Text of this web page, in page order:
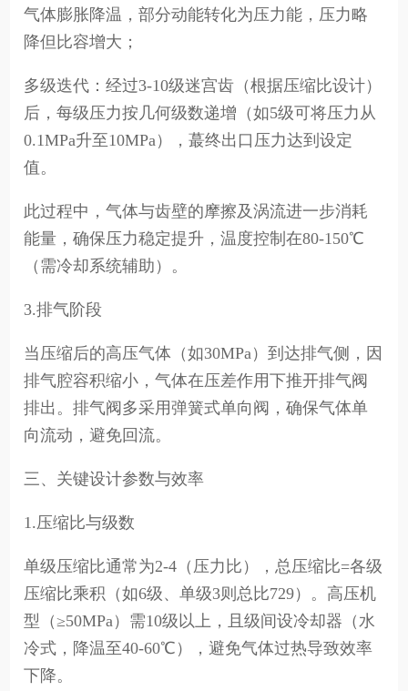
气体膨胀降温，部分动能转化为压力能，压力略
降但比容增大；
多级迭代：经过3-10级迷宫齿（根据压缩比设计）
后，每级压力按几何级数递增（如5级可将压力从
0.1MPa升至10MPa），蕞终出口压力达到设定
值。
此过程中，气体与齿壁的摩擦及涡流进一步消耗
能量，确保压力稳定提升，温度控制在80-150℃
（需冷却系统辅助）。
3.排气阶段
当压缩后的高压气体（如30MPa）到达排气侧，因
排气腔容积缩小，气体在压差作用下推开排气阀
排出。排气阀多采用弹簧式单向阀，确保气体单
向流动，避免回流。
三、关键设计参数与效率
1.压缩比与级数
单级压缩比通常为2-4（压力比），总压缩比=各级
压缩比乘积（如6级、单级3则总比729）。高压机
型（≥50MPa）需10级以上，且级间设冷却器（水
冷式，降温至40-60℃），避免气体过热导致效率
下降。